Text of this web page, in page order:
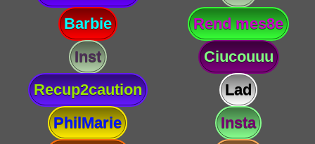
Barbie
Rend mes8e
Inst
Ciucouuu
Recup2caution
Lad
PhilMarie
Insta